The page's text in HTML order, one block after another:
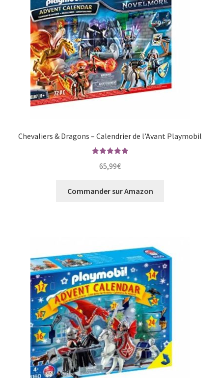
Chevaliers & Dragons – Calendrier de l’Avant Playmobil
sur 5
65,99€
Commander sur Amazon